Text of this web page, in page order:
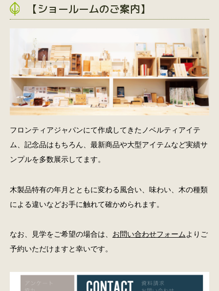
【ショールームのご案内】
フロンティアジャパンにて作成してきたノベルティアイテ
ム、記念品はもちろん、最新商品や大型アイテムなど実績サ
ンプルを多数展示してます。
木製品特有の年月とともに変わる風合い、味わい、木の種類
による違いなどお手に触れて確かめられます。
なお、見学をご希望の場合は、 お問い合わせフォーム よりご
予約いただけますと幸いです。